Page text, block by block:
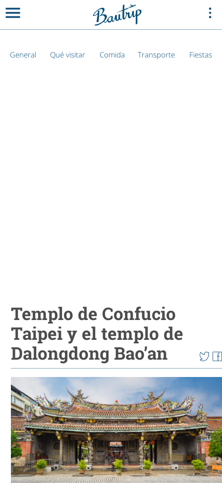
General Qué visitar Comida Transporte Fiestas
Templo de Confucio
Taipei y el templo de
Dalongdong Bao’an